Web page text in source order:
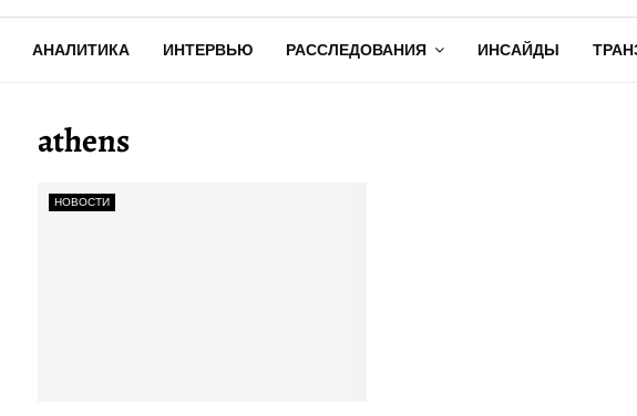
АНАЛИТИКА ИНТЕРВЬЮ РАССЛЕДОВАНИЯ ИНСАЙДЫ
athens
НОВОСТИ